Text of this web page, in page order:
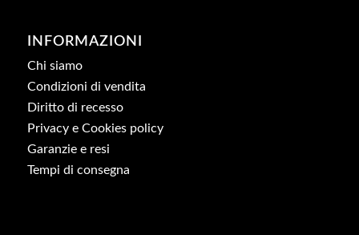
INFORMAZIONI
Chi siamo
Condizioni di vendita
Diritto di recesso
Privacy e Cookies policy
Garanzie e resi
Tempi di consegna